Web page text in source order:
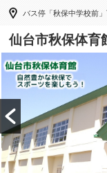
バス停「秋保中学校前
仙台市秋保体育